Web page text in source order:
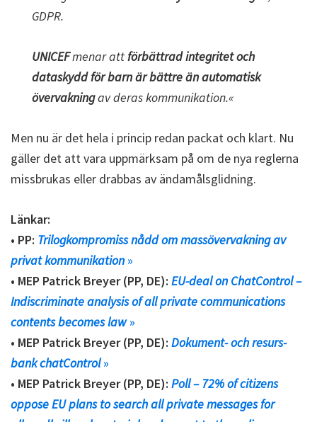
GDPR.
UNICEFmenar attförbättrad integritet och
dataskydd för barn är bättre än automatisk
övervakningav deras kommunikation.«
Men nu är det hela i princip redan packat och klart. Nu
gäller det att vara uppmärksam på om de nya reglerna
missbrukas eller drabbas av ändamålsglidning.
Länkar:
• PP: Trilogkompromiss nådd om massövervakning av
privat kommunikation »
• MEP Patrick Breyer (PP, DE): EU-deal on ChatControl –
Indiscriminate analysis of all private communications
contents becomes law»
• MEP Patrick Breyer (PP, DE): Dokument- och resurs-
bank chatControl»
• MEP Patrick Breyer (PP, DE): Poll – 72% of citizens
oppose EU plans to search all private messages for